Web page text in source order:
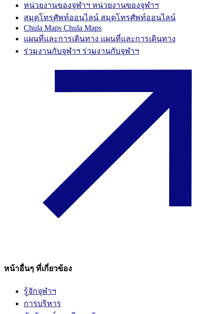
หน่วยงานของจุฬาฯ หน่วยงานของจุฬาฯ
สมุดโทรศัพท์ออนไลน์ สมุดโทรศัพท์ออนไลน์
Chula Maps Chula Maps
แผนที่และการเดินทาง แผนที่และการเดินทาง
ร่วมงานกับจุฬาฯ ร่วมงานกับจุฬาฯ
หน้าอื่นๆ ที่เกี่ยวข้อง
รู้จักจุฬาฯ
การบริหาร